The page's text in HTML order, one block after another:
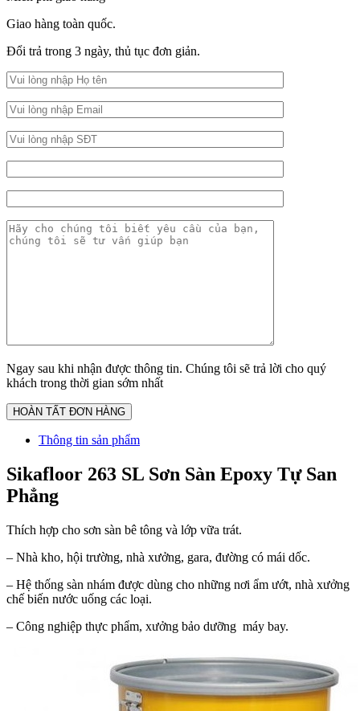
Giao hàng toàn quốc.
Đổi trả trong 3 ngày, thủ tục đơn giản.
Ngay sau khi nhận được thông tin. Chúng tôi sẽ trả lời cho quý
khách trong thời gian sớm nhất
Thông tin sản phẩm
Sikafloor 263 SL Sơn Sàn Epoxy Tự San
Phẳng
Thích hợp cho sơn sàn bê tông và lớp vữa trát.
– Nhà kho, hội trường, nhà xưởng, gara, đường có mái dốc.
– Hệ thống sàn nhám được dùng cho những nơi ẩm ướt, nhà xưởng
chế biến nước uống các loại.
– Công nghiệp thực phẩm, xưởng bảo dưỡng máy bay.